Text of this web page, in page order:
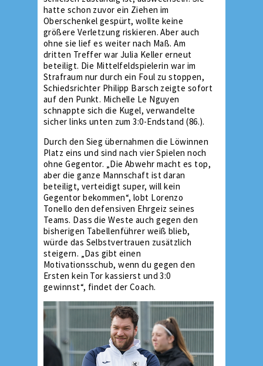
hatte schon zuvor ein Ziehen im
Oberschenkel gespürt, wollte keine
größere Verletzung riskieren. Aber auch
ohne sie lief es weiter nach Maß. Am
dritten Treffer war Julia Keller erneut
beteiligt. Die Mittelfeldspielerin war im
Strafraum nur durch ein Foul zu stoppen,
Schiedsrichter Philipp Barsch zeigte sofort
auf den Punkt. Michelle Le Nguyen
schnappte sich die Kugel, verwandelte
sicher links unten zum 3:0-Endstand (86.).
Durch den Sieg übernahmen die Löwinnen
Platz eins und sind nach vier Spielen noch
ohne Gegentor. „Die Abwehr macht es top,
aber die ganze Mannschaft ist daran
beteiligt, verteidigt super, will kein
Gegentor bekommen“, lobt Lorenzo
Tonello den defensiven Ehrgeiz seines
Teams. Dass die Weste auch gegen den
bisherigen Tabellenführer weiß blieb,
würde das Selbstvertrauen zusätzlich
steigern. „Das gibt einen
Motivationsschub, wenn du gegen den
Ersten kein Tor kassierst und 3:0
gewinnst“, findet der Coach.